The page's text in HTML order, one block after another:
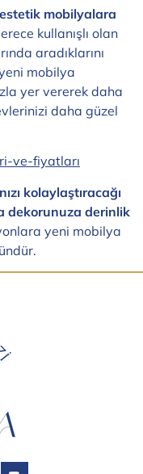
mobilyalara
kullanışlı olan
aradıklarını
mobilya
yer vererek daha
daha güzel
kolaylaştıracağı
dekorunuza derinlik
yeni mobilya